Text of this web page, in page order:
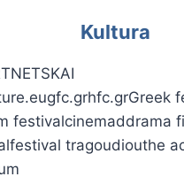
Kultura
festivalcinemaddrama
tragoudiouthe